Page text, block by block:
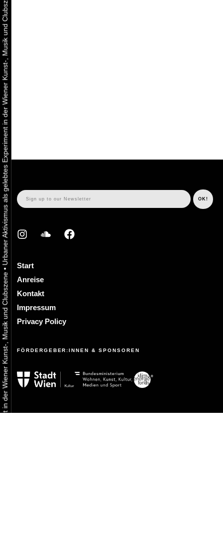
Urbaner Aktivismus als gelebtes Experiment in der Wiener Kunst-, Musik und Clubszene
•
Urbaner Aktivismus als gelebtes Experiment in der Wiener Kunst-, Musik und Clubszene
Start
Anreise
Kontakt
Impressum
Privacy Policy
FÖRDERGEBER:INNEN & SPONSOREN